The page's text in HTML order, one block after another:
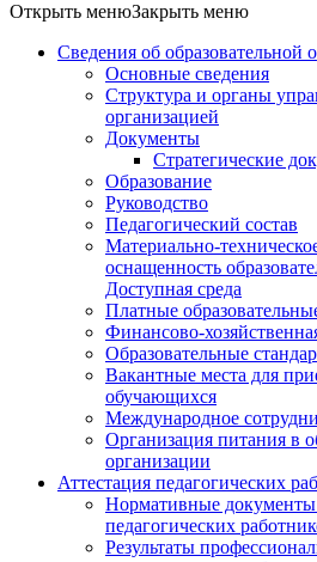
Открыть менюЗакрыть меню
Сведения об образовательной
Основные сведения
Структура и органы
организацией
Документы
Стратегические
Образование
Руководство
Педагогический состав
Материально-
оснащенность
Доступная среда
Платные
Финансово-
Образовательные
Вакантные места для
обучающихся
Международное
Организация питания в
организации
Аттестация педагогических
Нормативные документы
педагогических
Результаты